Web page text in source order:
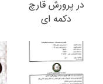
در پرورش قارچ
دکمه ای